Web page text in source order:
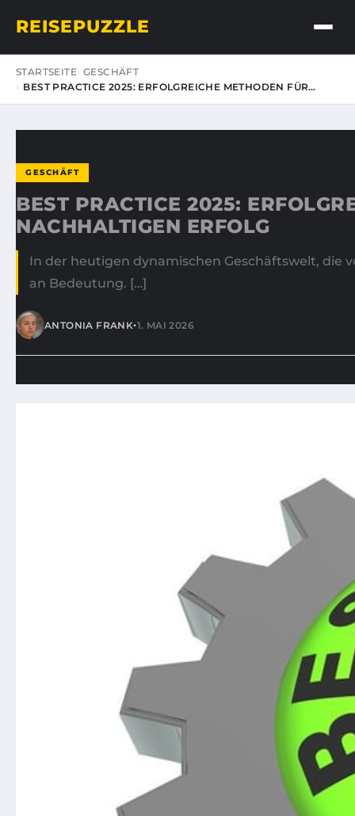
REISEPUZZLE
STARTSEITE GESCHÄFT
BEST PRACTICE 2025: ERFOLGREICHE METHODEN FÜR…
GESCHÄFT
BEST PRACTICE 2025:
NACHHALTIGEN ERFOLG
In der heutigen dynamischen Geschäftswelt, die
an Bedeutung. […]
ANTONIA FRANK•1. MAI 2026